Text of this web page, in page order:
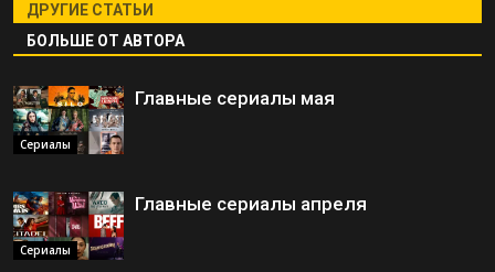
ДРУГИЕ СТАТЬИ
БОЛЬШЕ ОТ АВТОРА
Сериалы
Главные сериалы мая
Сериалы
Главные сериалы апреля